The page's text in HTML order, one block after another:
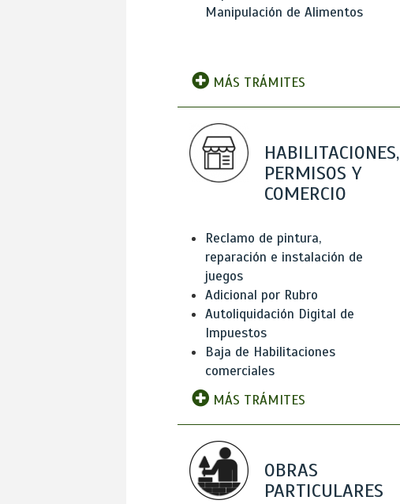
Manipulación de Alimentos
MÁS TRÁMITES
HABILITACIONES,
PERMISOS Y
COMERCIO
Reclamo de pintura,
reparación e instalación de
juegos
Adicional por Rubro
Autoliquidación Digital de
Impuestos
Baja de Habilitaciones
comerciales
MÁS TRÁMITES
OBRAS
PARTICULARES